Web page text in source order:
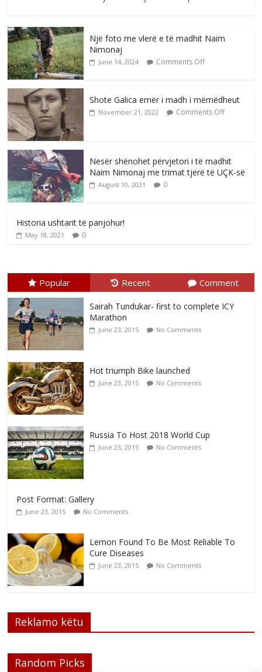
Një foto me vlerë e të madhit Naim
Nimonaj
June 14, 2024 Comments Off
Shote Galica emër i madh i mëmëdheut
November 21, 2022 Comments Off
Nesër shënohet përvjetori i të madhit
Naim Nimonaj me trimat tjerë të UÇK-së
August 10, 2021 0
Historia ushtarit të panjohur!
May 18, 2021 0
Popular Recent Comment
Sairah Tundukar- first to complete ICY
Marathon
June 23, 2015 No Comments
Hot triumph Bike launched
June 23, 2015 No Comments
Russia To Host 2018 World Cup
June 23, 2015 No Comments
Post Format: Gallery
June 23, 2015 No Comments
Lemon Found To Be Most Reliable To
Cure Diseases
June 23, 2015 No Comments
Reklamo këtu
Random Picks